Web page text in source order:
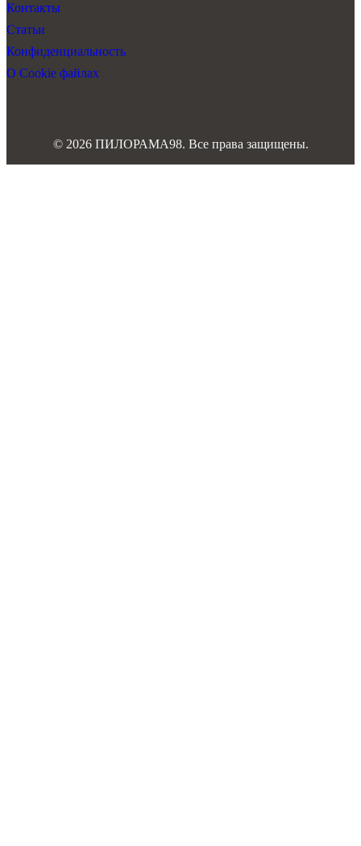
Контакты
Статьи
Конфиденциальность
О Cookie файлах
© 2026 ПИЛОРАМА98. Все права защищены.